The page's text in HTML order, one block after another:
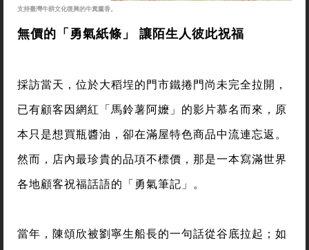
支持臺灣牛耕文化復興的牛糞薰香。
無價的「勇氣紙條」 讓陌生人彼此祝福
採訪當天，位於大稻埕的門市鐵捲門尚未完全拉開，
已有顧客因網紅「馬鈴薯阿嬤」的影片慕名而來，原
本只是想買瓶醬油，卻在滿屋特色商品中流連忘返。
然而，店內最珍貴的品項不標價，那是一本寫滿世界
各地顧客祝福話語的「勇氣筆記」。
當年，陳頌欣被劉寧生船長的一句話從谷底拉起；如